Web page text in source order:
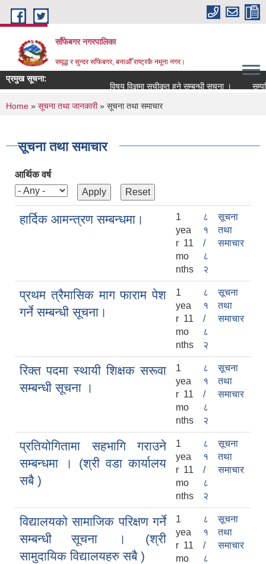
Skip to main content
साँफेबगर नगरपालिका
समृद्ध र सुन्दर साँफेबगर, बनाऔँ राष्ट्रकै नमूना नगर।
प्रमुख सूचना:
विषय विज्ञमा सुचीकृत हुने सम्बन्धी सूचना ।
सम्पति
You are here
Home » सूचना तथा जानकारी» सूचना तथा समाचार
सूचना तथा समाचार
आर्थिक वर्ष
हार्दिक आमन्त्रण सम्बन्धमा।
1
yea
r 11
mo
nths
८
१
/
८
२
सूचना
तथा
समाचार
प्रथम त्रैमासिक माग फाराम पेश
गर्ने सम्बन्धी सूचना।
1
yea
r 11
mo
nths
८
१
/
८
२
सूचना
तथा
समाचार
रिक्त पदमा स्थायी शिक्षक सरूवा
सम्बन्धी सूचना ।
1
yea
r 11
mo
nths
८
१
/
८
२
सूचना
तथा
समाचार
प्रतियोगितामा सहभागि गराउने
सम्बन्धमा । (श्री वडा कार्यालय
सबै )
1
yea
r 11
mo
nths
८
१
/
८
२
सूचना
तथा
समाचार
विद्यालयको सामाजिक परिक्षण गर्ने
सम्बन्धी सूचना । (श्री
सामुदायिक विद्यालयहरु सबै )
1
yea
r 11
mo
८
१
/
८
सूचना
तथा
समाचार